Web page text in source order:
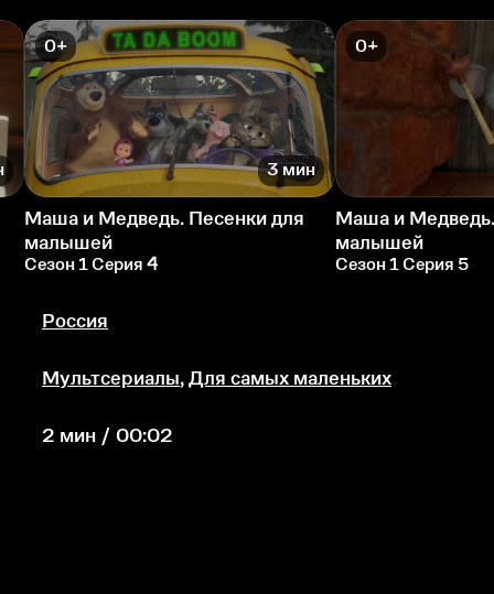
0+
3 мин
Маша и Медведь. Песенки для
малышей
Сезон 1 Серия 4
0+
Маша и
малышей
Сезон 1 Серия 5
Россия
Мультсериалы, Для самых маленьких
2 мин / 00:02